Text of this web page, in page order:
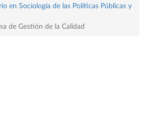
en Sociología de las Políticas Públicas y
de Gestión de la Calidad